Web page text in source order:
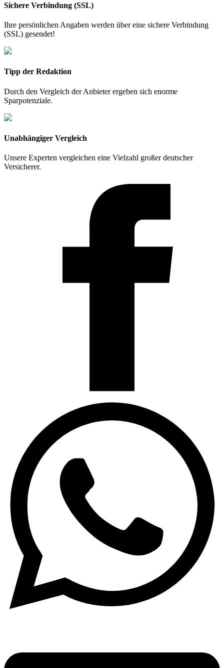
Sichere Verbindung (SSL)
Ihre persönlichen Angaben werden über eine sichere Verbindung
(SSL) gesendet!
Tipp der Redaktion
Durch den Vergleich der Anbieter ergeben sich enorme
Sparpotenziale.
Unabhängiger Vergleich
Unsere Experten vergleichen eine Vielzahl großer deutscher
Versicherer.